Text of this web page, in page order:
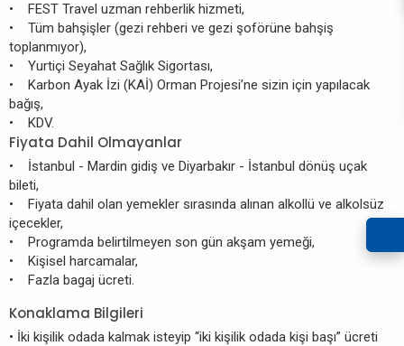
• FEST Travel uzman rehberlik hizmeti,
• Tüm bahşişler (gezi rehberi ve gezi şoförüne bahşiş
toplanmıyor),
• Yurtiçi Seyahat Sağlık Sigortası,
• Karbon Ayak İzi (KAİ) Orman Projesi’ne sizin için yapılacak
bağış,
• KDV.
Fiyata Dahil Olmayanlar
• İstanbul - Mardin gidiş ve Diyarbakır - İstanbul dönüş uçak
bileti,
• Fiyata dahil olan yemekler sırasında alınan alkollü ve alkolsüz
içecekler,
• Programda belirtilmeyen son gün akşam yemeği,
• Kişisel harcamalar,
• Fazla bagaj ücreti.
Konaklama Bilgileri
• İki kişilik odada kalmak isteyip “iki kişilik odada kişi başı” ücreti